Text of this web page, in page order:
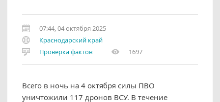
07:44, 04 октября 2025
Краснодарский край
Проверка фактов
1697
Всего в ночь на 4 октября силы ПВО
уничтожили 117 дронов ВСУ. В течение